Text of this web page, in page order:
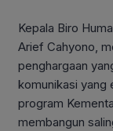
Kepala Biro
Arief Cahyono,
penghargaan
komunikasi yang
program
membangun